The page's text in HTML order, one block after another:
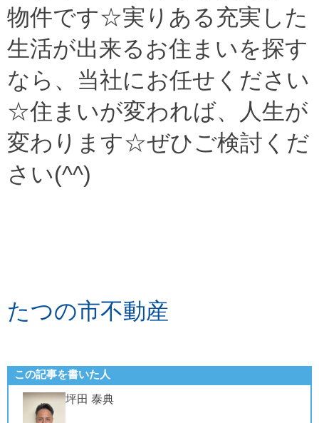
物件です☆実りある充実した
生活が出来るお住まいを探す
なら、当社にお任せください
☆住まいが変われば、人生が
変わります☆ぜひご検討くだ
さい(^^)
たつの市不動産
この記事を書いた人
坪田 泰典